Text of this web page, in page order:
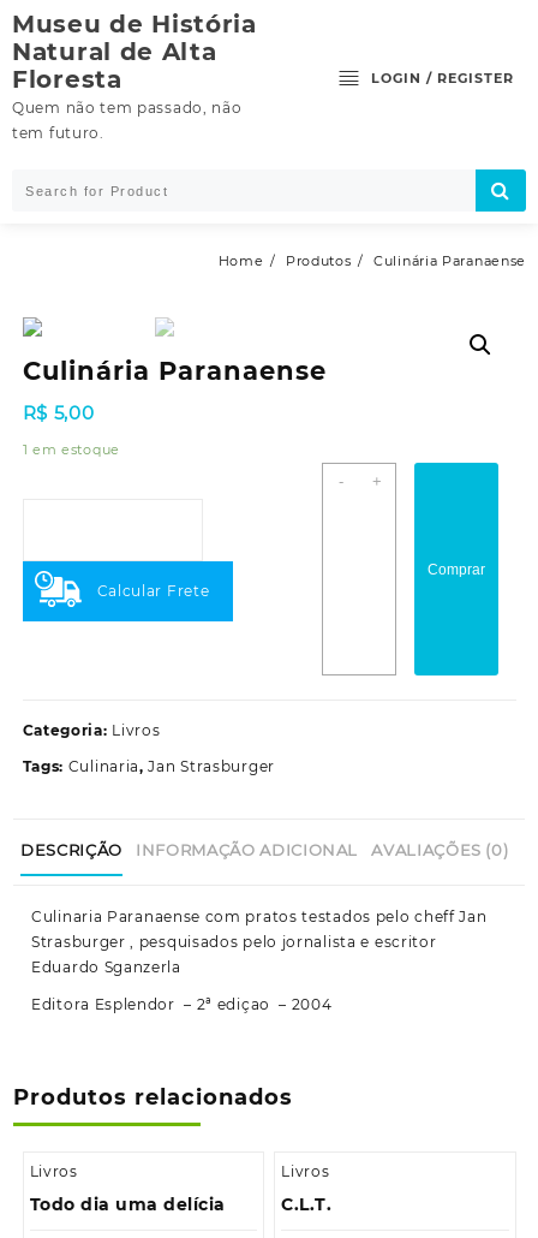
Skip
to
content
Museu de História
Natural de Alta
Floresta
Quem não tem passado, não
tem futuro.
LOGIN / REGISTER
Home Produtos Culinária Paranaense
Culinária Paranaense
R$ 5,00
1 em estoque
Calcular Frete
-
Culinária
+
Comprar
Categoria: Livros
Tags: Culinaria,Jan Strasburger
DESCRIÇÃO INFORMAÇÃO ADICIONAL AVALIAÇÕES (0)
Culinaria Paranaense com pratos testados pelo cheff Jan
Strasburger , pesquisados pelo jornalista e escritor
Eduardo Sganzerla
Editora Esplendor – 2ª ediçao – 2004
Produtos relacionados
Livros
Todo dia uma delícia
Livros
C.L.T.